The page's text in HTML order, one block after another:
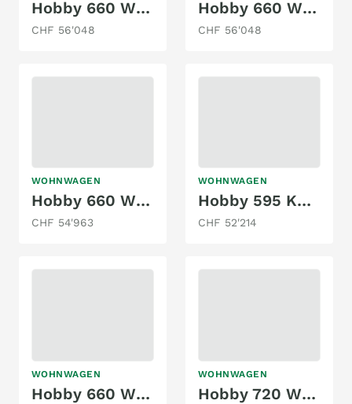
Hobby 660 WQM MAXIA
CHF 56'048
Hobby 660 WQM MAXIA
CHF 56'048
WOHNWAGEN
Hobby 660 WQM Maxia
CHF 54'963
WOHNWAGEN
Hobby 595 KML MAXIA (Q02)
CHF 52'214
WOHNWAGEN
Hobby 660 WQM Maxia
WOHNWAGEN
Hobby 720 WQC Prestige